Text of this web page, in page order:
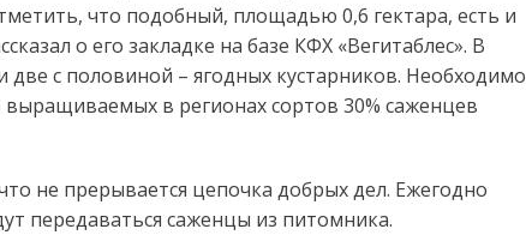
что подобный, площадью 0,6 гектара, есть и
о его закладке на базе КФХ «Вегитаблес». В
с половиной – ягодных кустарников. Необходимо
в регионах сортов 30% саженцев
не прерывается цепочка добрых дел. Ежегодно
передаваться саженцы из питомника.